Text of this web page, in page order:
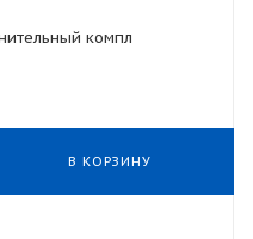
компл
В КОРЗИНУ